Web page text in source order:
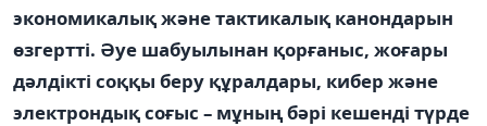
экономикалық және тактикалық канондарын
өзгертті. Әуе шабуылынан қорғаныс, жоғары
дәлдікті соққы беру құралдары, кибер және
электрондық соғыс – мұның бәрі кешенді түрде